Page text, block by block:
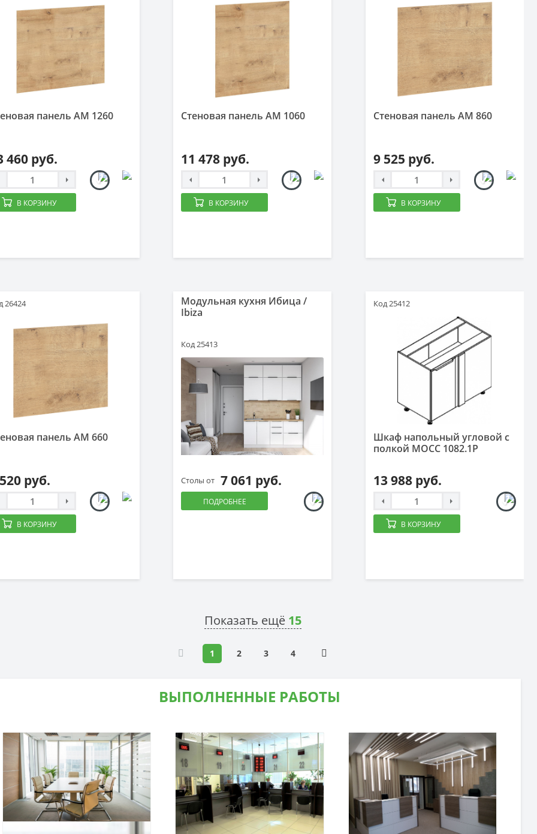
панель AM 1260
460 руб.
В КОРЗИНУ
Стеновая панель AM 1060
11 478 руб.
В КОРЗИНУ
Стеновая панель AM 860
9 525 руб.
В КОРЗИНУ
26424
панель AM 660
руб.
В КОРЗИНУ
Модульная кухня Ибица /
Ibiza
Код 25413
Столы от 7 061 руб.
ПОДРОБНЕЕ
Код 25412
Шкаф напольный угловой с
полкой MOCC 1082.1P
13 988 руб.
В КОРЗИНУ
Показать ещё 15
1 2 3 4
ВЫПОЛНЕННЫЕ РАБОТЫ